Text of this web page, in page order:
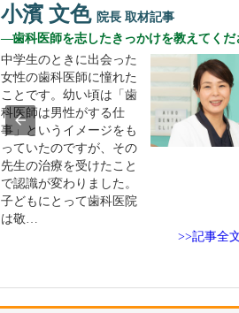
小濱 文色 院長 取材記事
歯科医師を志したきっかけを教えてくだ
中学生のときに出会った
女性の歯科医師に憧れた
ことです。幼い頃は「歯
科医師は男性がする仕
事」というイメージをも
っていたのですが、その
先生の治療を受けたこと
で認識が変わりました。
子どもにとって歯科医院
は敬…
>>記事全